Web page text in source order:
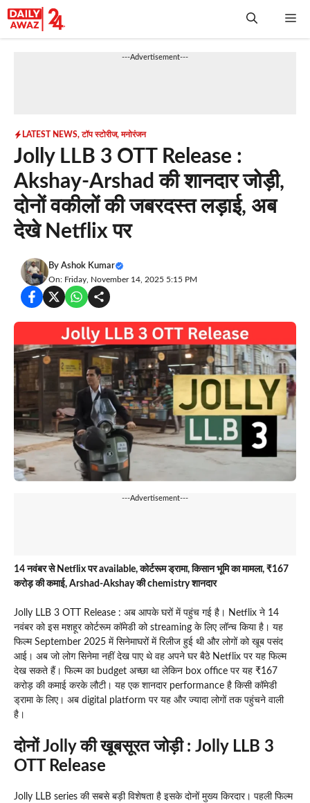
Skip
to
---Advertisement---
LATEST NEWS,टॉप स्टोरीज,मनोरंजन
Jolly LLB 3 OTT Release :
Akshay-Arshad की शानदार जोड़ी,
दोनों वकीलों की जबरदस्त लड़ाई, अब
देखे Netflix पर
By Ashok Kumar
On: Friday, November 14, 2025 5:15 PM
---Advertisement---
14 नवंबर से Netflix पर available, कोर्टरूम ड्रामा, किसान भूमि का मामला, ₹167
करोड़ की कमाई, Arshad-Akshay की chemistry शानदार
Jolly LLB 3 OTT Release : अब आपके घरों में पहुंच गई है। Netflix ने 14
नवंबर को इस मशहूर कोर्टरूम कॉमेडी को streaming के लिए लॉन्च किया है। यह
फिल्म September 2025 में सिनेमाघरों में रिलीज हुई थी और लोगों को खूब पसंद
आई। अब जो लोग सिनेमा नहीं देख पाए थे वह अपने घर बैठे Netflix पर यह फिल्म
देख सकते हैं। फिल्म का budget अच्छा था लेकिन box office पर यह ₹167
करोड़ की कमाई करके लौटी। यह एक शानदार performance है किसी कॉमेडी
ड्रामा के लिए। अब digital platform पर यह और ज्यादा लोगों तक पहुंचने वाली
है।
दोनों Jolly की खूबसूरत जोड़ी : Jolly LLB 3
OTT Release
Jolly LLB series की सबसे बड़ी विशेषता है इसके दोनों मुख्य किरदार। पहली फिल्म